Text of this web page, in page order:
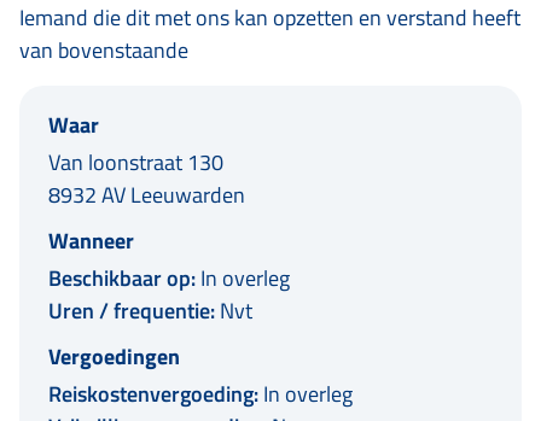
Iemand die dit met ons kan opzetten en verstand heeft
van bovenstaande
Waar
Van loonstraat 130
8932 AV Leeuwarden
Wanneer
Beschikbaar op:In overleg
Uren / frequentie:Nvt
Vergoedingen
Reiskostenvergoeding:In overleg